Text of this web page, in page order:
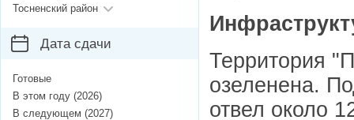
Территория
озеленена.
отвел около
Тосненский район
Дата сдачи
Готовые
В этом году (2026)
В следующем (2027)